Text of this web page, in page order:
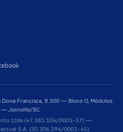
Francisca, 8.300 — Bloco O, Módulos
— Joinville/SC
Ltda (47.381.104/0001-57) —
S.A. (30.306.294/0001-45).